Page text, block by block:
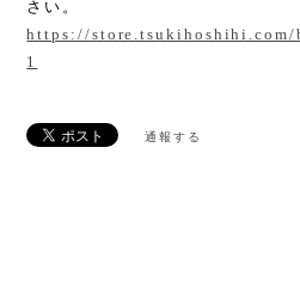
さい。
https://
1
通報する